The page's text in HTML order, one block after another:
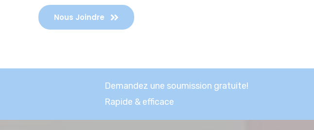
Nous Joindre
Demandez une soumission gratuite!
Rapide & efficace